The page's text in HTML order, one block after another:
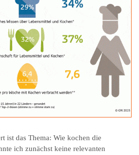
ist das Thema: Wie kochen die
ich zunächst keine relevanten